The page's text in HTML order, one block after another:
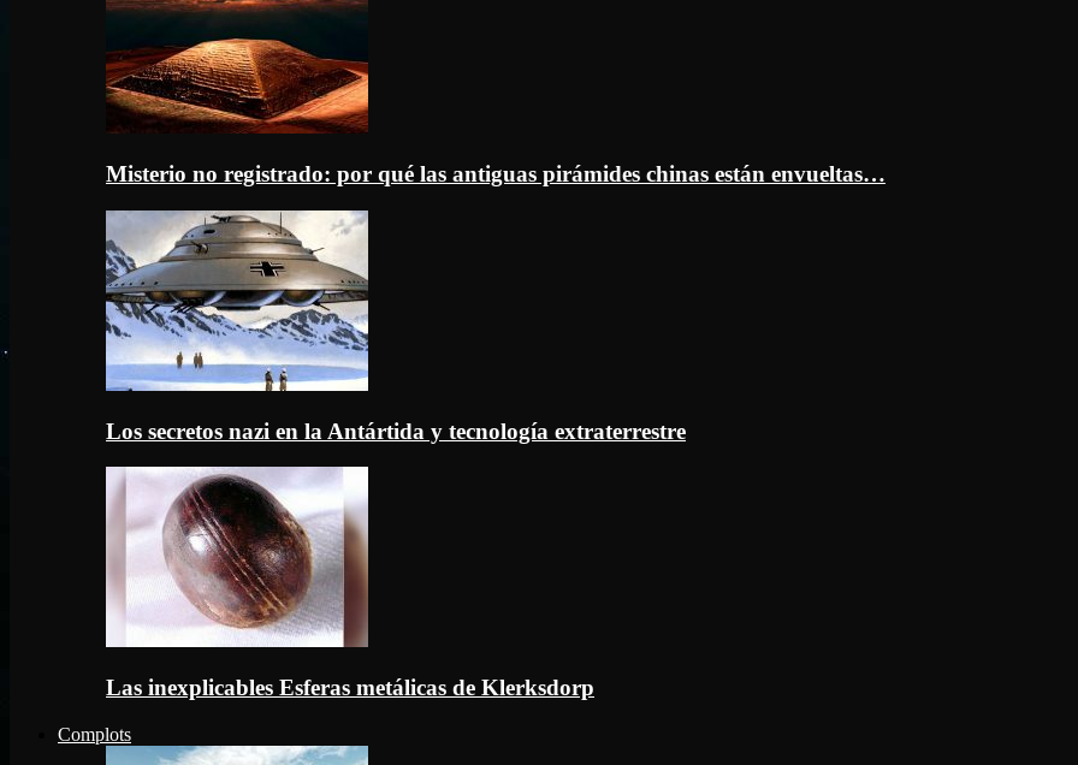
Misterio no registrado: por qué las antiguas pirámides chinas están envueltas…
Los secretos nazi en la Antártida y tecnología extraterrestre
Las inexplicables Esferas metálicas de Klerksdorp
Complots